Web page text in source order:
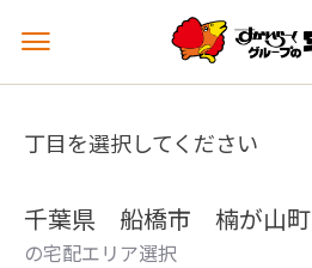
メ
ュ
を
丁目を選択してください
千葉県 船橋市 楠が山町
の宅配エリア選択